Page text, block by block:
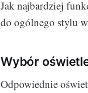
Jak najbardziej
do ogólnego stylu
Wybór
Odpowiednie